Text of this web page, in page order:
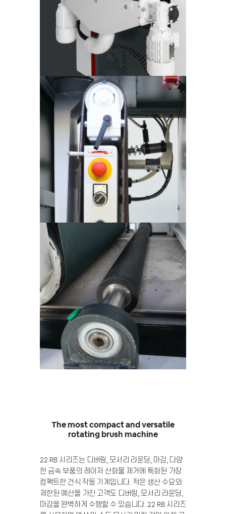
The most compact and versatile
rotating brush machine
22 RB 시리즈는 디버링, 모서리 라운딩, 마감, 다양
한 금속 부품의 레이저 산화물 제거에 특화된 가장
컴팩트한 건식 작동 기계입니다. 적은 생산 수요와
제한된 예산을 가진 고객도 디버링, 모서리 라운딩,
마감을 완벽하게 수행할 수 있습니다. 22 RB 시리즈